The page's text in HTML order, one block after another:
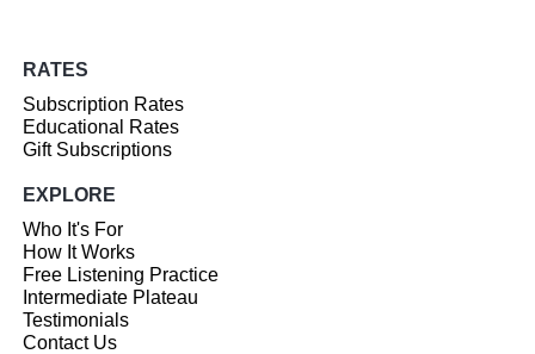
RATES
Subscription Rates
Educational Rates
Gift Subscriptions
EXPLORE
Who It's For
How It Works
Free Listening Practice
Intermediate Plateau
Testimonials
Contact Us